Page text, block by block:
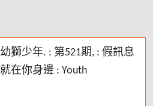
幼獅少年. : 第521期, : 假訊息
就在你身邊 : Youth